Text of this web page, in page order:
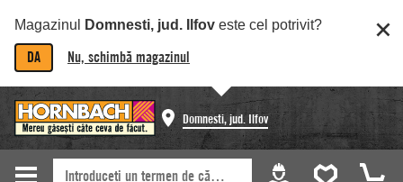
Magazinul Domnesti, jud. Ilfov este cel potrivit?
DA Nu, schimbă magazinul
Domnesti, jud. Ilfov